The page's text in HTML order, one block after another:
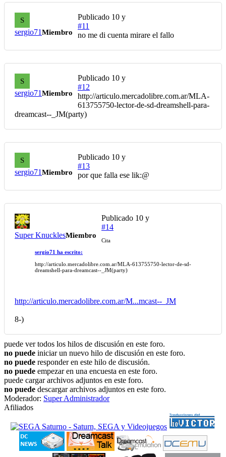
S
sergio71Miembro
Publicado 10 y
#11
no me di cuenta mirare el fallo
S
sergio71Miembro
Publicado 10 y
#12
http://articulo.mercadolibre.com.ar/MLA-
613755750-lector-de-sd-dreamshell-para-
dreamcast--_JM(party)
S
sergio71Miembro
Publicado 10 y
#13
por que falla ese lik:@
Super KnucklesMiembro
Publicado 10 y
#14
Cita
sergio71 ha escrito:
http://articulo.mercadolibre.com.ar/MLA-613755750-lector-de-sd-
dreamshell-para-dreamcast--_JM(party)
http://articulo.mercadolibre.com.ar/M...mcast--_JM
8-)
puede ver todos los hilos de discusión en este foro.
no puede iniciar un nuevo hilo de discusión en este foro.
no puede responder en este hilo de discusión.
no puede empezar en una encuesta en este foro.
puede cargar archivos adjuntos en este foro.
no puede descargar archivos adjuntos en este foro.
Moderador: Super Administrador
Afiliados